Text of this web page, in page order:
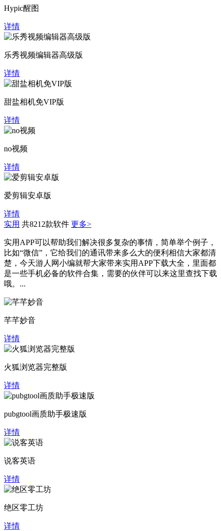
Hypic醒图
详情
乐秀视频编辑器高级版
详情
甜盐相机免VIP版
详情
no视频
详情
爱剪辑安卓版
详情
实用 共8212款软件 更多>
实用APP可以帮助我们解决很多复杂的事情，简单举个例子，
比如“微信”，它给我们的通讯带来多么大的便利相信大家都清
楚，今天游人网小编就帮大家带来实用APP下载大全，里面都
是一些手机必备的软件合集，需要的伙伴可以来这里查找下载
哦。...
芊芊妙音
详情
火狐浏览器完整版
详情
pubgtool画质助手极速版
详情
说客英语
详情
绝区零工坊
详情